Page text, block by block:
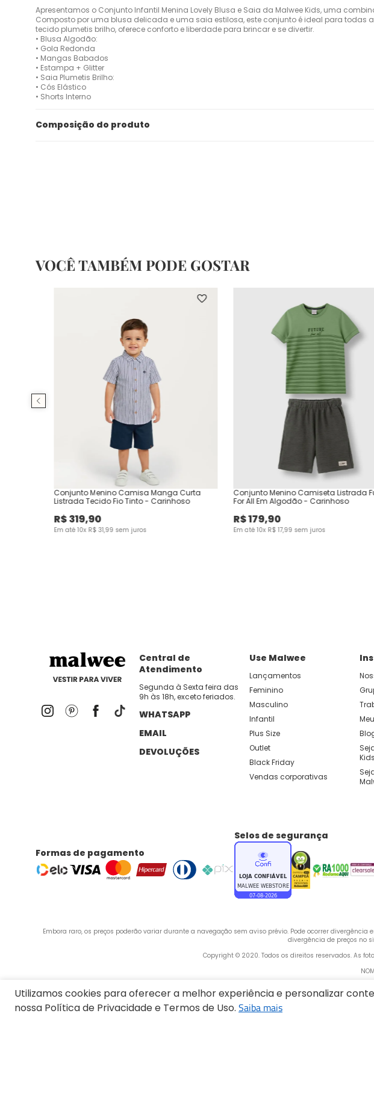
Apresentamos o Conjunto Infantil Menina Lovely Blusa e Saia da Malwee Kids, uma
Composto por uma blusa delicada e uma saia estilosa, este conjunto é ideal para todas
tecido plumetis brilho, oferece conforto e liberdade para brincar e se divertir.
• Blusa Algodão:
• Gola Redonda
• Mangas Babados
• Estampa + Glitter
• Saia Plumetis Brilho:
• Cós Elástico
• Shorts Interno
Composição do produto
VOCÊ TAMBÉM PODE GOSTAR
Conjunto Menino Camisa Manga Curta
Listrada Tecido Fio Tinto - Carinhoso
R$319,90
Em até10x R$ 31,99 sem juros
Conjunto Menino Camiseta Listrada
For All Em Algodão - Carinhoso
R$179,90
Em até10x R$ 17,99 sem juros
Central de
Atendimento
Segunda à Sexta feira das
9h às 18h, exceto feriados.
WHATSAPP
EMAIL
DEVOLUÇÕES
Use Malwee
Lançamentos
Feminino
Masculino
Infantil
Plus Size
Outlet
Black Friday
Vendas corporativas
Kids
Formas de pagamento
Selos de segurança
Embora raro, os preços poderão variar durante a navegação sem aviso prévio. Pode ocorrer
divergência de preços no
Copyright © 2020. Todos os direitos reservados. As
Endereço: Rua Bertha Weege, 200 - CEP:
Utilizamos cookies para oferecer a melhor experiência e personalizar
nossa Política de Privacidade e Termos de Uso. Saiba mais